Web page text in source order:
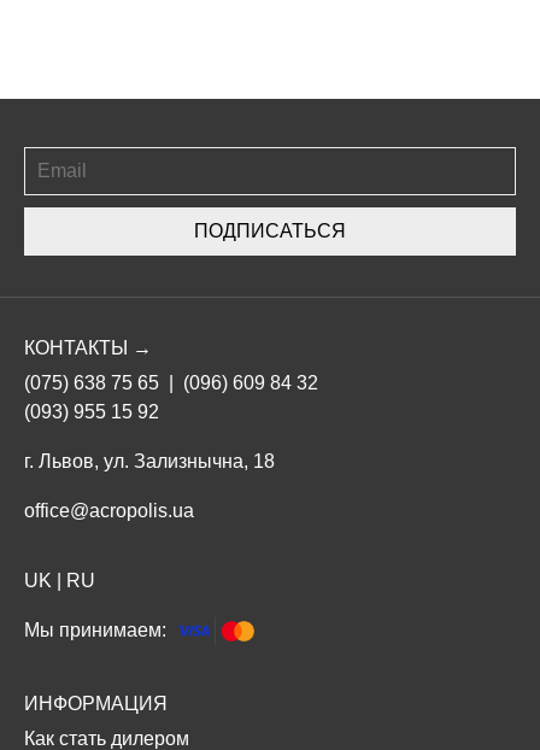
ПОДПИСАТЬСЯ
КОНТАКТЫ →
(075) 638 75 65
(096) 609 84 32
(093) 955 15 92
г. Львов, ул. Зализнычна, 18
office@acropolis.ua
UK RU
Мы принимаем:
ИНФОРМАЦИЯ
Как стать дилером